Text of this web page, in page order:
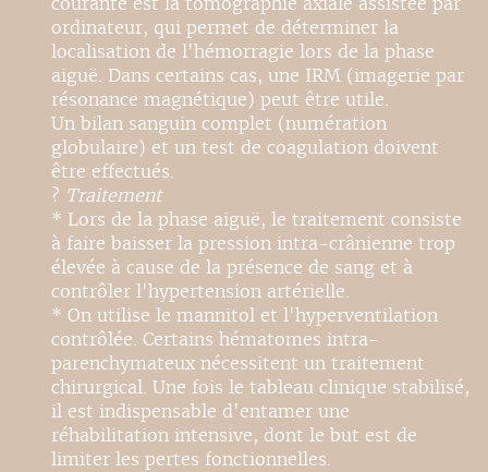
ordinateur, qui permet de déterminer la
localisation de l'hémorragie lors de la phase
aiguë. Dans certains cas, une IRM (imagerie par
résonance magnétique) peut être utile.
Un bilan sanguin complet (numération
globulaire) et un test de coagulation doivent
être effectués.
? Traitement
* Lors de la phase aiguë, le traitement consiste
à faire baisser la pression intra-crânienne trop
élevée à cause de la présence de sang et à
contrôler l'hypertension artérielle.
* On utilise le mannitol et l'hyperventilation
contrôlée. Certains hématomes intra-
parenchymateux nécessitent un traitement
chirurgical. Une fois le tableau clinique stabilisé,
il est indispensable d'entamer une
réhabilitation intensive, dont le but est de
limiter les pertes fonctionnelles.